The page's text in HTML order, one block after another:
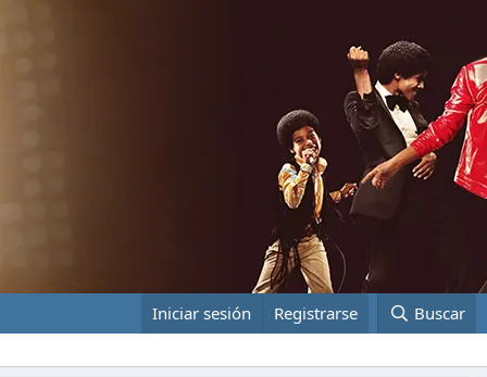
Iniciar sesión Registrarse Buscar